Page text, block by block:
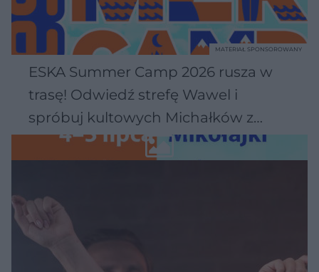
ESKA Summer Camp 2026 rusza w
trasę! Odwiedź strefę Wawel i
spróbuj kultowych Michałków z
Wawelu
MATERIAŁ SPONSOROWANY